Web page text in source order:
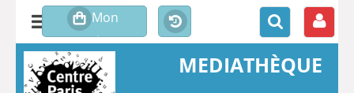
MEDIATHÈQUE